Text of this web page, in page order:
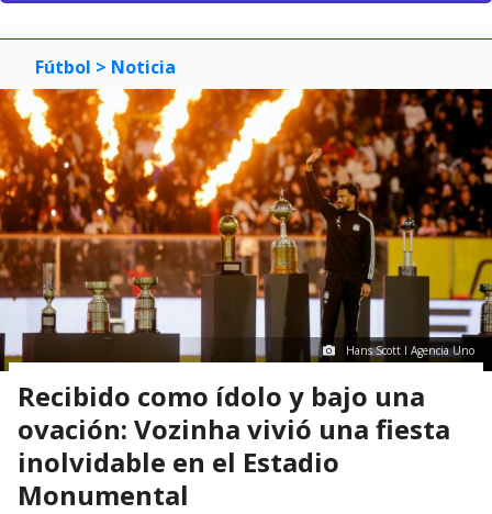
Fútbol > Noticia
Hans Scott I Agencia Uno
Recibido como ídolo y bajo una
ovación: Vozinha vivió una fiesta
inolvidable en el Estadio
Monumental